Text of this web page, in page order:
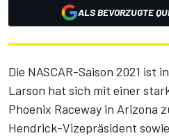
ALS BEVORZUGTE
Die NASCAR-Saison 2021 ist
Larson hat sich mit einer
Phoenix Raceway in Arizona
Hendrick-Vizepräsident